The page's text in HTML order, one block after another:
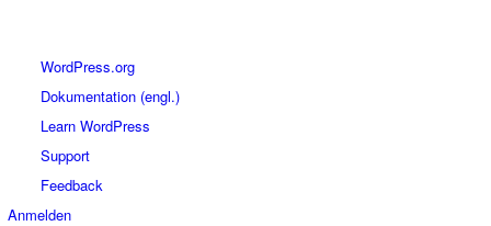
WordPress
WordPress.org
Dokumentation (engl.)
Learn WordPress
Support
Feedback
Anmelden